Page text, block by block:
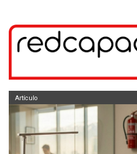
Artículo